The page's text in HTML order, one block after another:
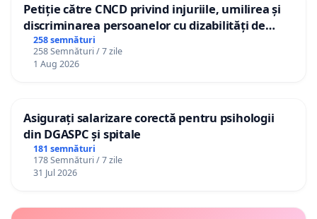
Petiție către CNCD privind injuriile, umilirea și
discriminarea persoanelor cu dizabilități de
către utilizatorul TikTok „Gorici”
258 semnături
258 Semnături / 7 zile
1 Aug 2026
Asigurați salarizare corectă pentru psihologii
din DGASPC și spitale
181 semnături
178 Semnături / 7 zile
31 Jul 2026